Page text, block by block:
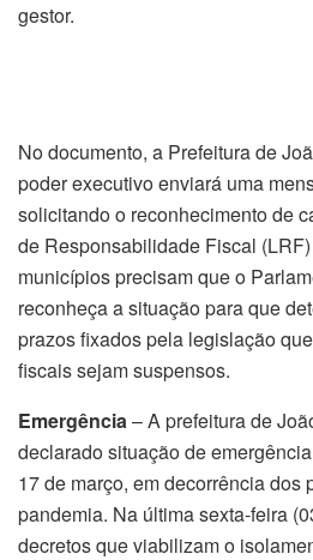
gestor.
No documento, a Prefeitura de
poder executivo enviará uma
solicitando o reconhecimento de
de Responsabilidade Fiscal
municípios precisam que o
reconheça a situação para que
prazos fixados pela legislação
fiscais sejam suspensos.
Emergência– A prefeitura de
declarado situação de
17 de março, em decorrência dos
pandemia. Na última sexta-feira
decretos que viabilizam o